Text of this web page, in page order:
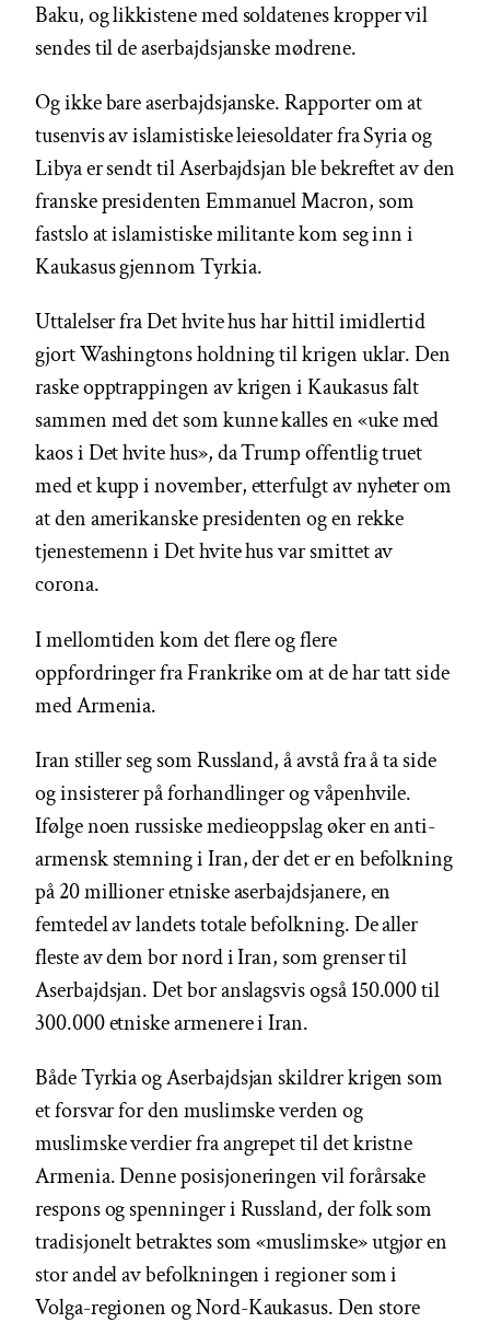
Baku, og likkistene med soldatenes kropper vil
sendes til de aserbajdsjanske mødrene.
Og ikke bare aserbajdsjanske. Rapporter om at
tusenvis av islamistiske leiesoldater fra Syria og
Libya er sendt til Aserbajdsjan ble bekreftet av den
franske presidenten Emmanuel Macron, som
fastslo at islamistiske militante kom seg inn i
Kaukasus gjennom Tyrkia.
Uttalelser fra Det hvite hus har hittil imidlertid
gjort Washingtons holdning til krigen uklar. Den
raske opptrappingen av krigen i Kaukasus falt
sammen med det som kunne kalles en «uke med
kaos i Det hvite hus», da Trump offentlig truet
med et kupp i november, etterfulgt av nyheter om
at den amerikanske presidenten og en rekke
tjenestemenn i Det hvite hus var smittet av
corona.
I mellomtiden kom det flere og flere
oppfordringer fra Frankrike om at de har tatt side
med Armenia.
Iran stiller seg som Russland, å avstå fra å ta side
og insisterer på forhandlinger og våpenhvile.
Ifølge noen russiske medieoppslag øker en anti-
armensk stemning i Iran, der det er en befolkning
på 20 millioner etniske aserbajdsjanere, en
femtedel av landets totale befolkning. De aller
fleste av dem bor nord i Iran, som grenser til
Aserbajdsjan. Det bor anslagsvis også 150.000 til
300.000 etniske armenere i Iran.
Både Tyrkia og Aserbajdsjan skildrer krigen som
et forsvar for den muslimske verden og
muslimske verdier fra angrepet til det kristne
Armenia. Denne posisjoneringen vil forårsake
respons og spenninger i Russland, der folk som
tradisjonelt betraktes som «muslimske» utgjør en
stor andel av befolkningen i regioner som i
Volga-regionen og Nord-Kaukasus. Den store